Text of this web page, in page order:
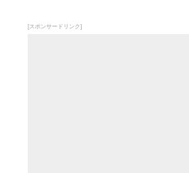
[スポンサードリンク]